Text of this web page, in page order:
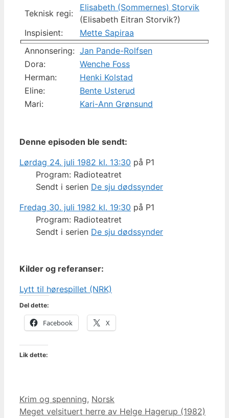
Teknisk regi:
Elisabeth (Sommernes) Storvik
(Elisabeth Eitran Storvik?)
Inspisient:
Mette Sapiraa
Annonsering: Jan Pande-Rolfsen
Dora:
Wenche Foss
Herman:
Henki Kolstad
Eline:
Bente Usterud
Mari:
Kari-Ann Grønsund
Denne episoden ble sendt:
Lørdag 24. juli 1982 kl. 13:30 på P1
Program: Radioteatret
Sendt i serien De sju dødssynder
Fredag 30. juli 1982 kl. 19:30 på P1
Program: Radioteatret
Sendt i serien De sju dødssynder
Kilder og referanser:
Lytt til hørespillet (NRK)
Del dette:
Facebook X
Lik dette:
Kategorier
Krim og spenning, Norsk
Meget velsituert herre av Helge Hagerup (1982)